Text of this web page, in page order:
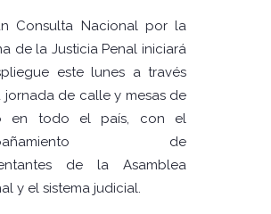
Consulta Nacional por la
de la Justicia Penal iniciará
este lunes a través
jornada de calle y mesas de
en todo el país, con el
de
de la Asamblea
y el sistema judicial.